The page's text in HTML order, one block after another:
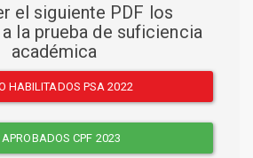
el siguiente PDF los
la prueba de suficiencia
académica
HABILITADOS PSA 2022
APROBADOS CPF 2023